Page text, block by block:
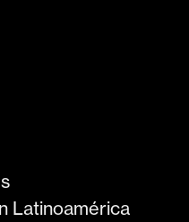
Latinoamérica